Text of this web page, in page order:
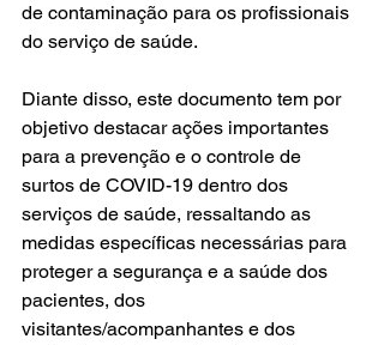
de contaminação para os profissionais
do serviço de saúde.
Diante disso, este documento tem por
objetivo destacar ações importantes
para a prevenção e o controle de
surtos de COVID-19 dentro dos
serviços de saúde, ressaltando as
medidas específicas necessárias para
proteger a segurança e a saúde dos
pacientes, dos
visitantes/acompanhantes e dos